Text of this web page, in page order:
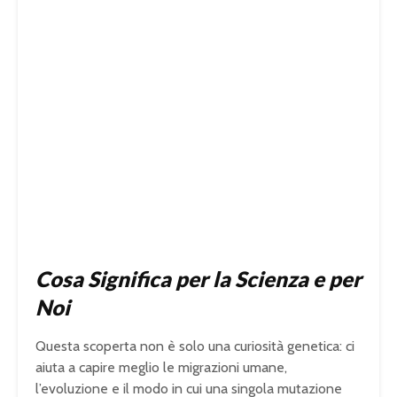
Cosa Significa per la Scienza e per
Noi
Questa scoperta non è solo una curiosità genetica: ci
aiuta a capire meglio le migrazioni umane,
l’evoluzione e il modo in cui una singola mutazione